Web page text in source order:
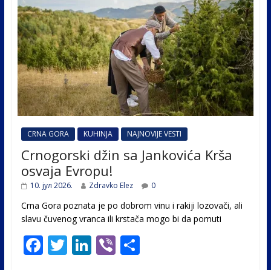
CRNA GORA KUHINJA NAJNOVIJE VESTI
Crnogorski džin sa Jankovića Krša
osvaja Evropu!
10. јул 2026. Zdravko Elez 0
Crna Gora poznata je po dobrom vinu i rakiji lozovači, ali
slavu čuvenog vranca ili krstača mogo bi da pomuti
F T Li Vi S